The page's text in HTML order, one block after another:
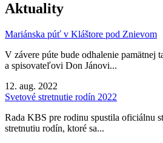
Aktuality
Mariánska púť v Kláštore pod Znievom
V závere púte bude odhalenie pamätnej
a spisovateľovi Don Jánovi...
12. aug. 2022
Svetové stretnutie rodín 2022
Rada KBS pre rodinu spustila oficiálnu
stretnutiu rodín, ktoré sa...